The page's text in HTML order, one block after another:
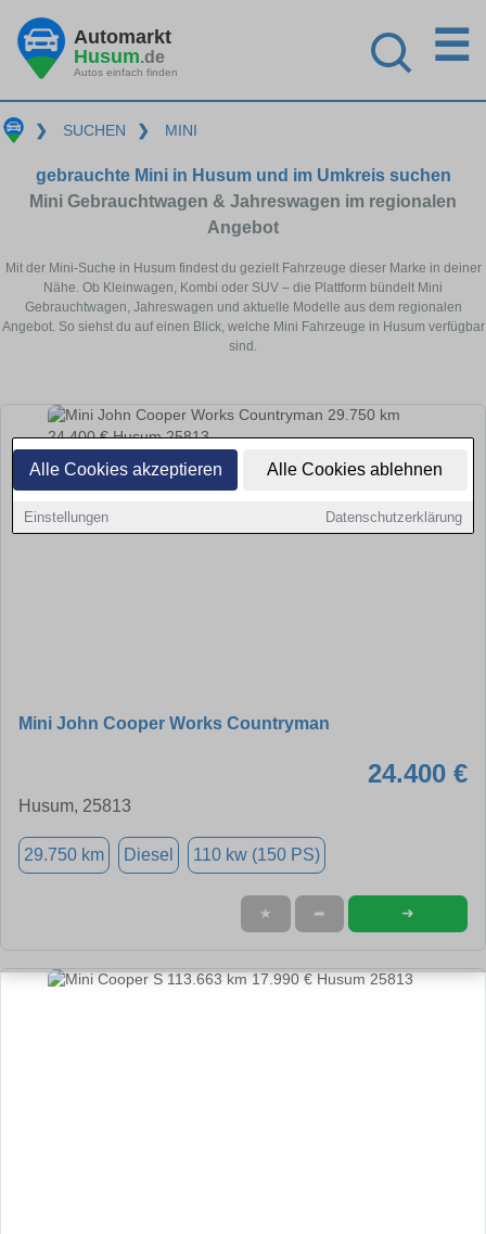
Alle Cookies akzeptieren Alle Cookies ablehnen
Einstellungen Datenschutzerklärung
Automarkt
Husum.de
Autos einfach finden
☰
❯ SUCHEN ❯ MINI
gebrauchte Mini in Husum und im Umkreis suchen
Mini Gebrauchtwagen & Jahreswagen im regionalen
Angebot
Mit der Mini-Suche in Husum findest du gezielt Fahrzeuge dieser Marke in deiner
Nähe. Ob Kleinwagen, Kombi oder SUV – die Plattform bündelt Mini
Gebrauchtwagen, Jahreswagen und aktuelle Modelle aus dem regionalen
Angebot. So siehst du auf einen Blick, welche Mini Fahrzeuge in Husum verfügbar
sind.
Mini John Cooper Works Countryman
24.400 €
Husum, 25813
29.750 km Diesel 110 kw (150 PS)
★ ➦ ➜